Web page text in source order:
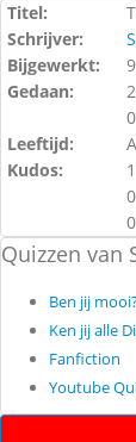
Titel:
Schrijver:
Bijgewerkt:
Gedaan:
Leeftijd:
Kudos:
Quizzen van
Ben jij
Ken jij alle
Fanfiction
Youtube